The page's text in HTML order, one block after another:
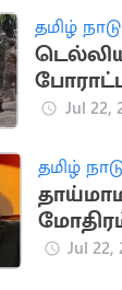
தமிழ் நாடு
Jul 22,
தமிழ்
Jul 22,